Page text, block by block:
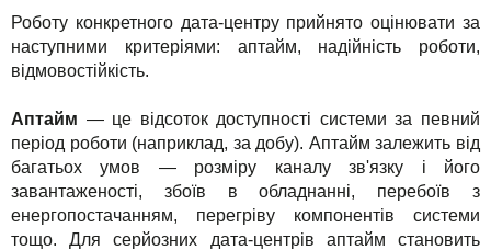
Роботу конкретного дата-центру прийнято оцінювати за
наступними критеріями: аптайм, надійність роботи,
відмовостійкість.
Аптайм — це відсоток доступності системи за певний
період роботи (наприклад, за добу). Аптайм залежить від
багатьох умов — розміру каналу зв'язку і його
завантаженості, збоїв в обладнанні, перебоїв з
енергопостачанням, перегріву компонентів системи
тощо. Для серйозних дата-центрів аптайм становить